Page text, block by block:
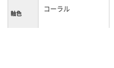
軸色 コーラル